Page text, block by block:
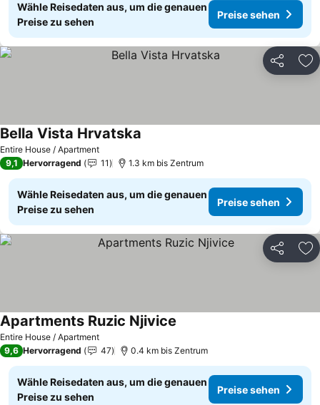
Wähle Reisedaten aus, um die genauen
Preise zu sehen
Preise sehen
Teilen
Entire House / Apartment
Bella Vista Hrvatska
9,1 Hervorragend 11 1.3 km bis Zentrum
Wähle Reisedaten aus, um die genauen
Preise zu sehen
Preise sehen
Teilen
Entire House / Apartment
Apartments Ruzic Njivice
9,6 Hervorragend 47 0.4 km bis Zentrum
Wähle Reisedaten aus, um die genauen
Preise zu sehen
Preise sehen